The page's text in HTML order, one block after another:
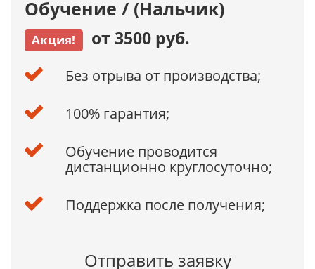
Обучение / (Нальчик)
Акция! от 3500 руб.
Без отрыва от производства;
100% гарантия;
Обучение проводится
дистанционно круглосуточно;
Поддержка после получения;
Отправить заявку